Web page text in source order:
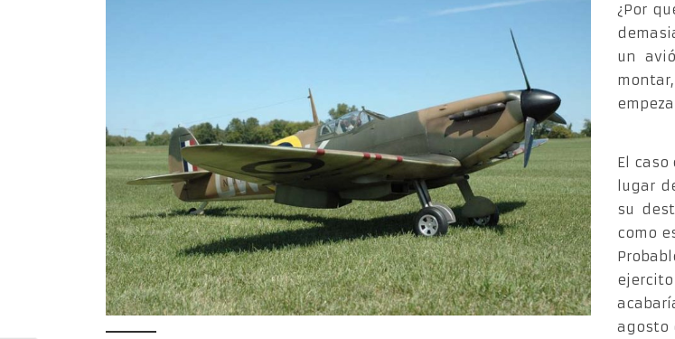
¿Por
un
El
lugar
su
como
agosto